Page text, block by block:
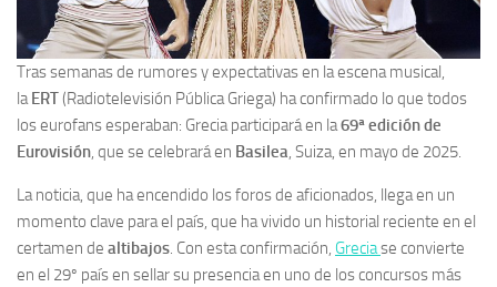
Tras semanas de rumores y expectativas en la escena musical,
laERT(Radiotelevisión Pública Griega) ha confirmado lo que todos
los eurofans esperaban: Grecia participará en la69ª edición de
Eurovisión, que se celebrará en Basilea, Suiza, en mayo de 2025.
La noticia, que ha encendido los foros de aficionados, llega en un
momento clave para el país, que ha vivido un historial reciente en el
certamen de altibajos. Con esta confirmación, Greciase convierte
en el 29º país en sellar su presencia en uno de los concursos más